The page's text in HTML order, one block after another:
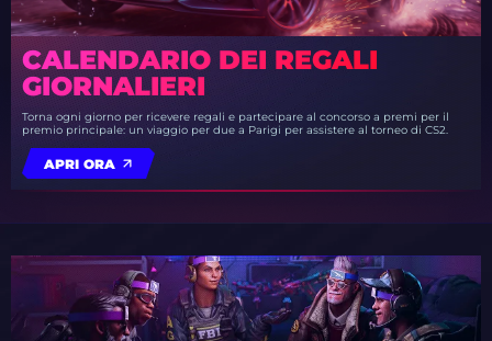
CALENDARIO DEI REGALI
GIORNALIERI
Torna ogni giorno per ricevere regali e partecipare al concorso a premi per il
premio principale: un viaggio per due a Parigi per assistere al torneo di CS2.
APRI ORA